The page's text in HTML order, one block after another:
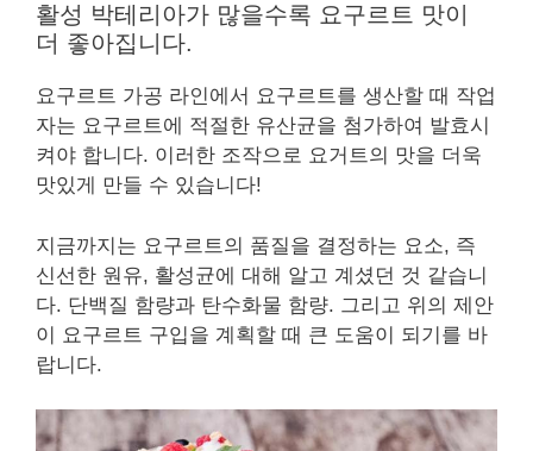
활성 박테리아가 많을수록 요구르트 맛이
더 좋아집니다.
요구르트 가공 라인에서 요구르트를 생산할 때 작업
자는 요구르트에 적절한 유산균을 첨가하여 발효시
켜야 합니다. 이러한 조작으로 요거트의 맛을 더욱
맛있게 만들 수 있습니다!
지금까지는 요구르트의 품질을 결정하는 요소, 즉
신선한 원유, 활성균에 대해 알고 계셨던 것 같습니
다. 단백질 함량과 탄수화물 함량. 그리고 위의 제안
이 요구르트 구입을 계획할 때 큰 도움이 되기를 바
랍니다.